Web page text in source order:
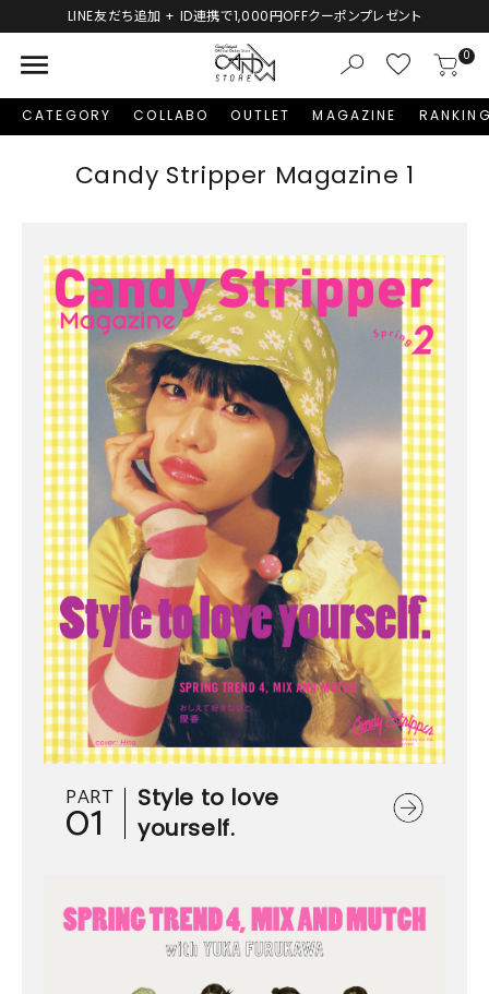
LINE友だち追加 + ID連携で1,000円OFFクーポンプレゼント
menu 0
CATEGORY COLLABO OUTLET MAGAZINE
Candy Stripper Magazine 1
PART
01
Style to love
yourself.